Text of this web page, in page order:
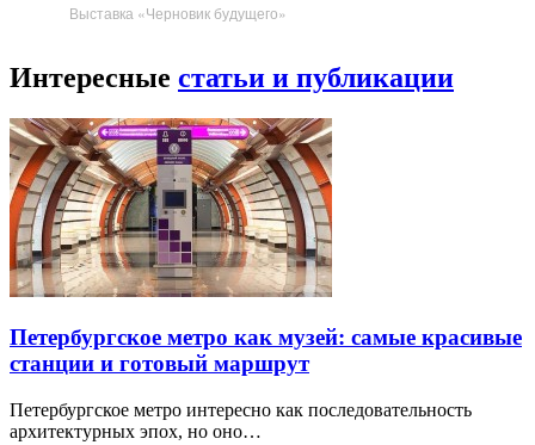
Выставка «Черновик будущего»
Интересные статьи и публикации
Петербургское метро как музей: самые красивые
станции и готовый маршрут
Петербургское метро интересно как последовательность
архитектурных эпох, но оно…